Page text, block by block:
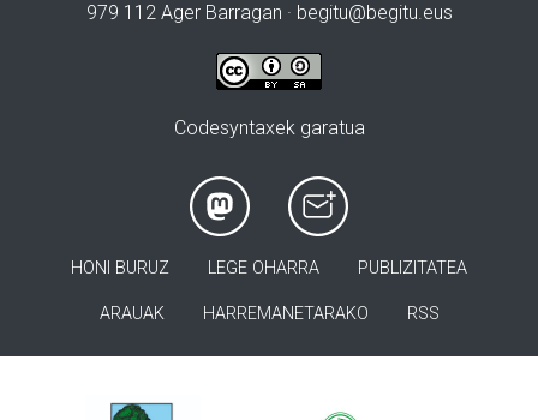
979 112 Ager Barragan · begitu@begitu.eus
Codesyntaxek garatua
HONI BURUZ LEGE OHARRA PUBLIZITATEA
ARAUAK HARREMANETARAKO RSS